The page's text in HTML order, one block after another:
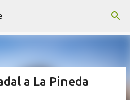
principal
a La Pineda